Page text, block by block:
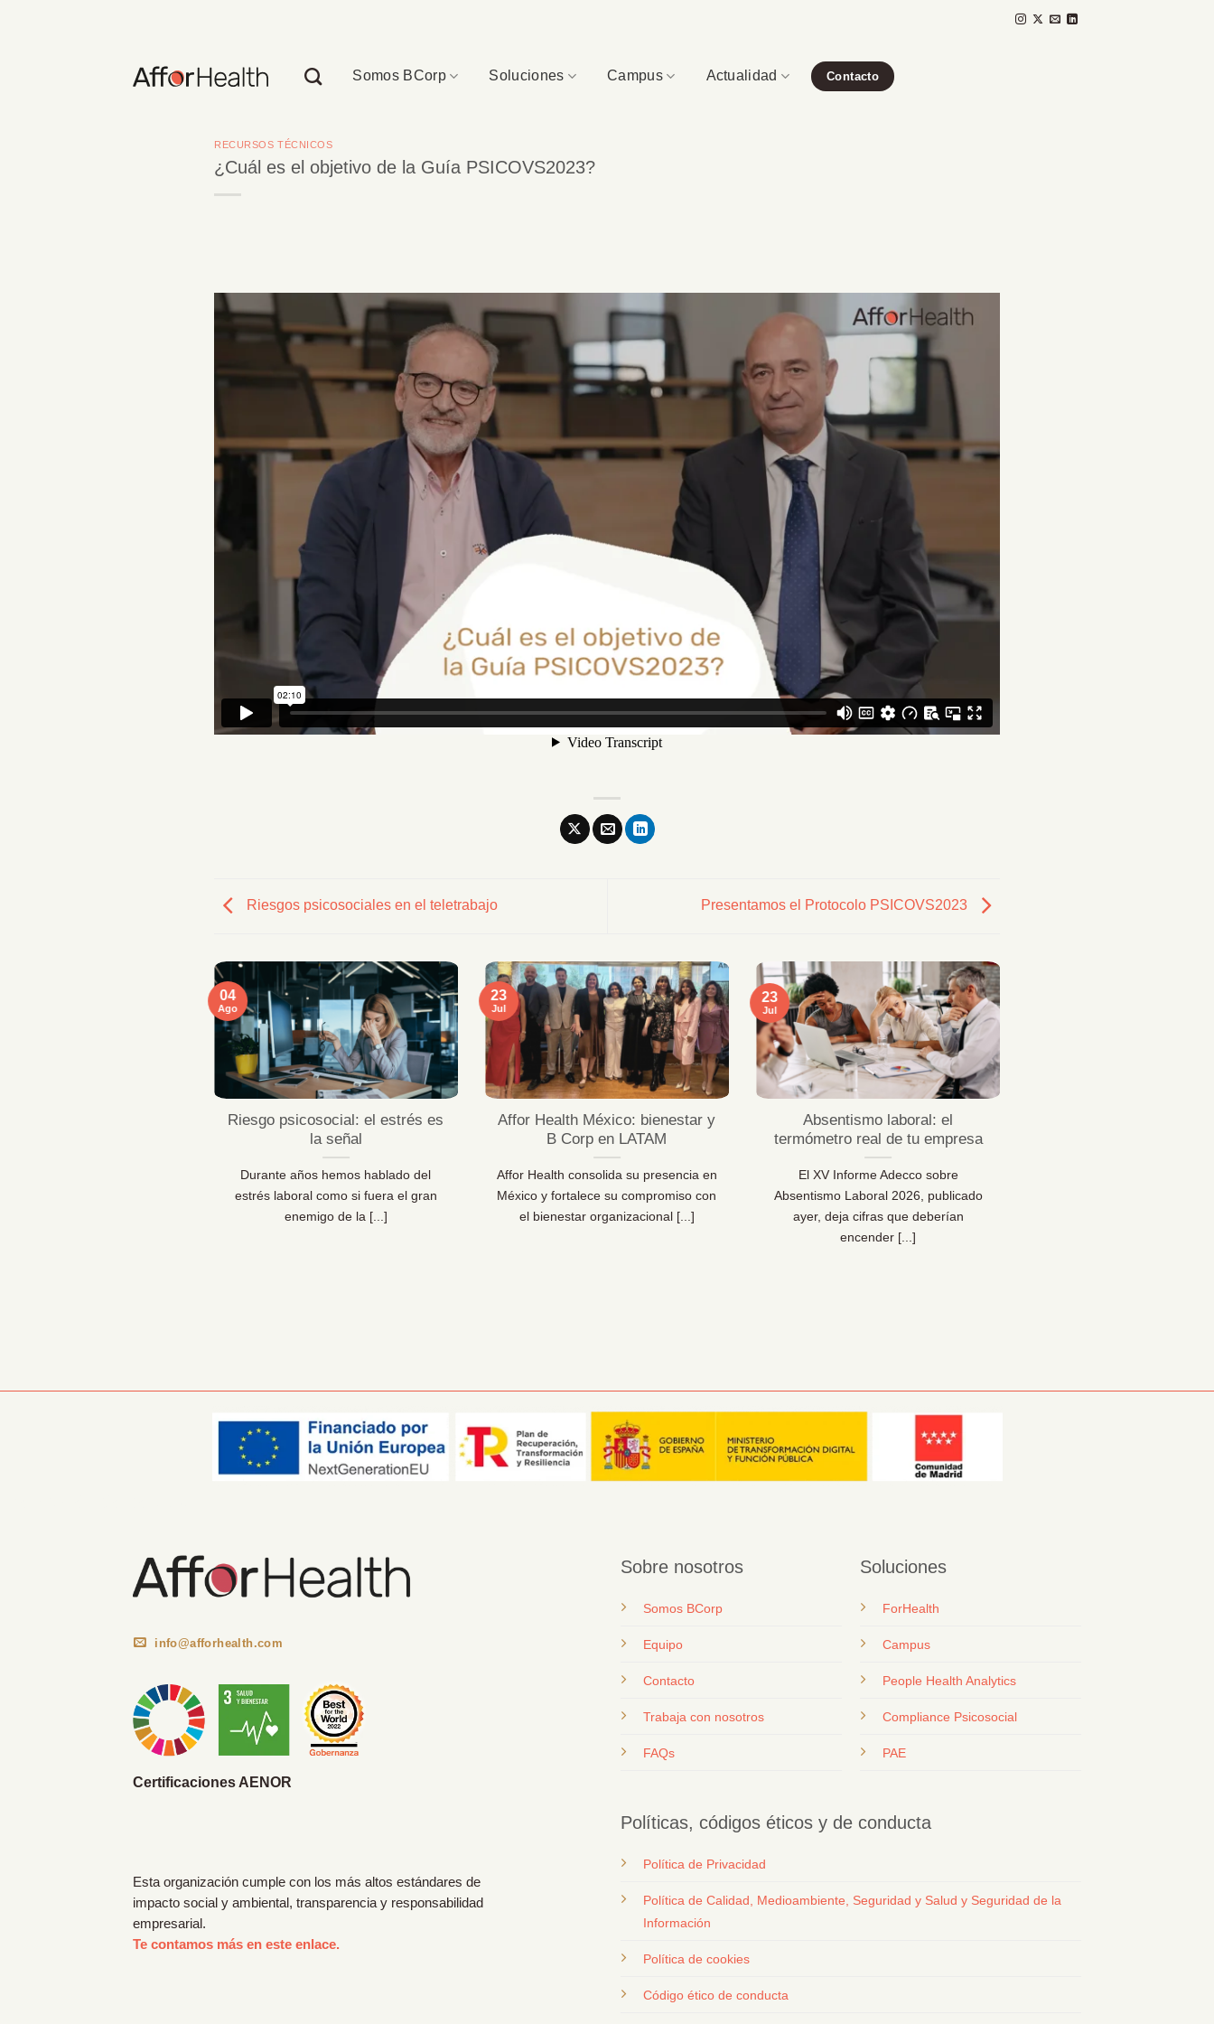
Somos BCorp
Soluciones Campus Actualidad Contacto
RECURSOS TÉCNICOS
¿Cuál es el objetivo de la Guía PSICOVS2023?
Riesgos psicosociales en el teletrabajo Presentamos el Protocolo PSICOVS2023
Riesgo psicosocial: el estrés es
la señal
Durante años hemos hablado del
estrés laboral como si fuera el gran
enemigo de la [...]
04
Ago
Affor Health México: bienestar y
B Corp en LATAM
Affor Health consolida su presencia en
México y fortalece su compromiso con
el bienestar organizacional [...]
23
Jul
Absentismo laboral: el
termómetro real de tu empresa
El XV Informe Adecco sobre
Absentismo Laboral 2026, publicado
ayer, deja cifras que deberían
encender [...]
23
Jul
info@afforhealth.com
Certificaciones AENOR
Esta organización cumple con los más altos estándares de
impacto social y ambiental, transparencia y responsabilidad
empresarial.
Te contamos más en este enlace.
Sobre nosotros
Somos BCorp
Equipo
Contacto
Trabaja con nosotros
FAQs
Soluciones
ForHealth
Campus
People Health Analytics
Compliance Psicosocial
PAE
Políticas, códigos éticos y de conducta
Política de Privacidad
Política de Calidad, Medioambiente, Seguridad y Salud y Seguridad de la
Información
Política de cookies
Código ético de conducta